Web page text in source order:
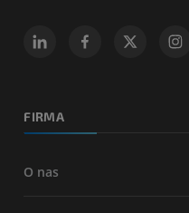
FIRMA
O nas